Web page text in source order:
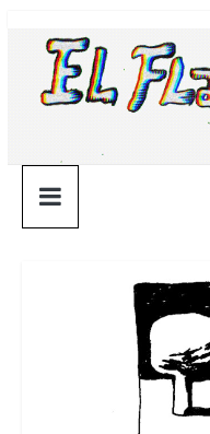
contenido
¯\_(ツ)_/
¯